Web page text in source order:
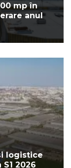
mp în
anul
logistice
2026